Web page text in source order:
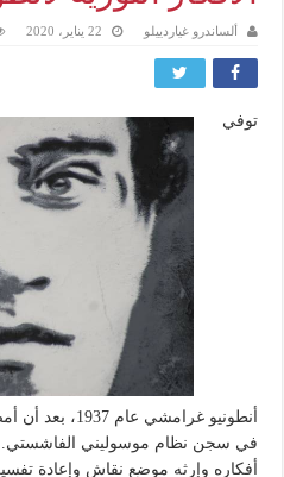
ألساندرو غياردييلو 22 يناير، 2020
توفي
أنطونيو
في سجن نظام موسوليني الفاشستي.
أفكاره وإرثه موضع نقاش وإعادة